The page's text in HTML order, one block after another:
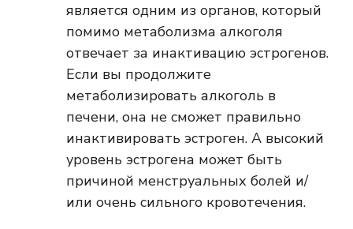
является одним из органов, который
помимо метаболизма алкоголя
отвечает за инактивацию эстрогенов.
Если вы продолжите
метаболизировать алкоголь в
печени, она не сможет правильно
инактивировать эстроген. А высокий
уровень эстрогена может быть
причиной менструальных болей и/
или очень сильного кровотечения.